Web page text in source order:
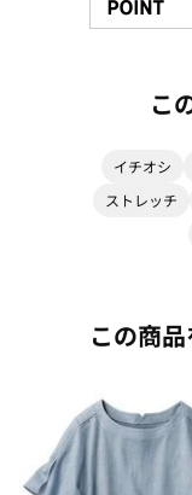
こ
イチオシ
ストレッチ
この商